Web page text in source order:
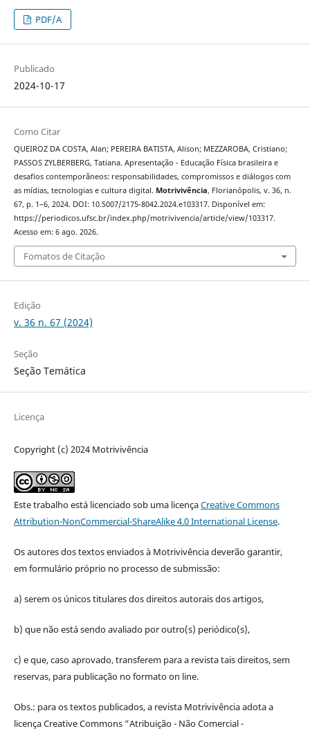
PDF/A
Publicado
2024-10-17
Como Citar
QUEIROZ DA COSTA, Alan; PEREIRA BATISTA, Alison; MEZZAROBA, Cristiano;
PASSOS ZYLBERBERG, Tatiana. Apresentação - Educação Física brasileira e
desafios contemporâneos: responsabilidades, compromissos e diálogos com
as mídias, tecnologias e cultura digital. Motrivivência, Florianópolis, v. 36, n.
67, p. 1–6, 2024. DOI: 10.5007/2175-8042.2024.e103317. Disponível em:
https://periodicos.ufsc.br/index.php/motrivivencia/article/view/103317.
Acesso em: 6 ago. 2026.
Fomatos de Citação
Edição
v. 36 n. 67 (2024)
Seção
Seção Temática
Licença
Copyright (c) 2024 Motrivivência
Este trabalho está licenciado sob uma licençaCreative Commons
Attribution-NonCommercial-ShareAlike 4.0 International License.
Os autores dos textos enviados à Motrivivência deverão garantir,
em formulário próprio no processo de submissão:
a) serem os únicos titulares dos direitos autorais dos artigos,
b) que não está sendo avaliado por outro(s) periódico(s),
c) e que, caso aprovado, transferem para a revista tais direitos, sem
reservas, para publicação no formato on line.
Obs.: para os textos publicados, a revista Motrivivência adota a
licença Creative Commons “Atribuição - Não Comercial -